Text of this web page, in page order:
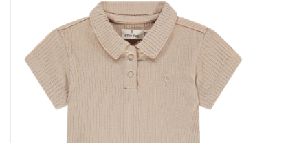
Schoenen en Tassen
Speelgoed
Cadeaubonnen